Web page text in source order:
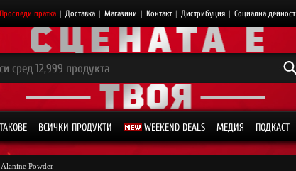
Проследи пратка | Доставка | Магазини | Контакт | Дистрибуция | Социална дейност
ВСИЧКИ ПРОДУКТИ WEEKEND DEALS МЕДИЯ ПОДКАСТ
Powder